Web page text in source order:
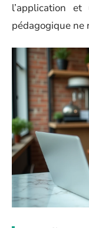
l’application
pédagogique ne